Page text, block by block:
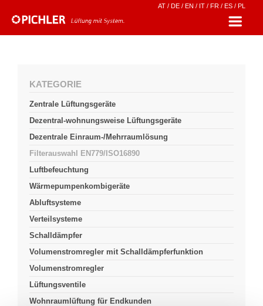
AT / DE / EN / IT / FR / ES / PL
KATEGORIE
Zentrale Lüftungsgeräte
Dezentral-wohnungsweise Lüftungsgeräte
Dezentrale Einraum-/Mehrraumlösung
Filterauswahl EN779/ISO16890
Luftbefeuchtung
Wärmepumpenkombigeräte
Abluftsysteme
Verteilsysteme
Schalldämpfer
Volumenstromregler mit Schalldämpferfunktion
Volumenstromregler
Lüftungsventile
Wohnraumlüftung für Endkunden